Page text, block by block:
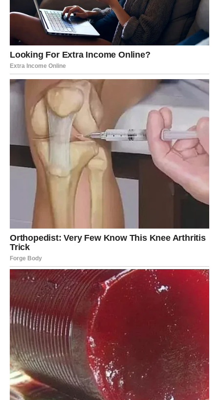
OSLOBAĐA
Izvučene karte: Kosa – Zmija – Krst – Riba – Zvezde
Za Škorpije, Lenormand karte su snažne i direktne.
na početku govori onaglom preseku– odluci ili događaju
koji se više ne može odlagati. Ovo nije kazna, već
oslobođenje. KartaZmije
upozorava na zapetljane
odnose, manipulaciju ili skrivene namere – ali ne da bi
vas uplašila, već da bi vas probudila.
potvrđuje da ste dugo nosili teret – emocionalni,
karmički ili psihološki. Do kraja januara taj teret se
Možda kroz bolnu istinu, ali istinu koja leči. Nakon toga
Riba
– karta protoka, novca, slobode i
emocionalnog olakšanja. Energija se pokreće, blokade se
otapaju.
Zvezde
budućnosti. Škorpija shvata da je sve imalo smisla. Da je
svaka borba vodila ka ovom trenutku razumevanja.
Ljubav:kraj toksičnog obrasca; ili novi početak sa jasnim
pravilima.
Posao/novac:poboljšanje kroz hrabru odluku; otvara se
novi izvor ili prilika.
Poruka karata: Presek donosi slobodu – ne boj se svoje
snage.
RIBE – KARTE DONOSE